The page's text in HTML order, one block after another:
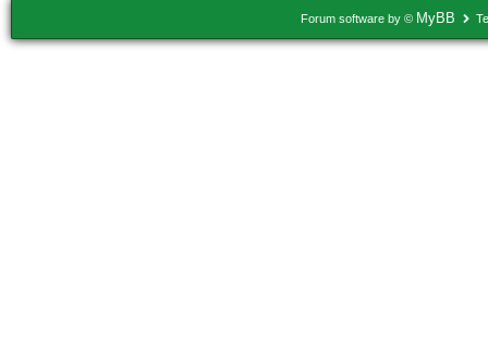
Forum software by © MyBB